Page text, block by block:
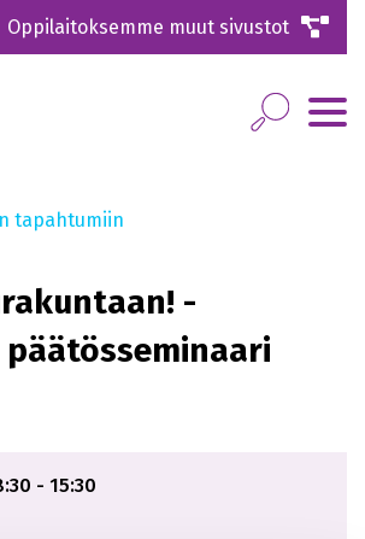
Oppilaitoksemme muut sivustot
tapahtumiin
-
- 15:30